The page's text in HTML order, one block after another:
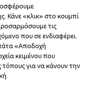
& 17:30 - 21:00
Κάνε «κλικ» στο κουμπί
τις
που σε ενδιαφέρει.
«Αποδοχή
κειμένου που
τόπους για να κάνουν την